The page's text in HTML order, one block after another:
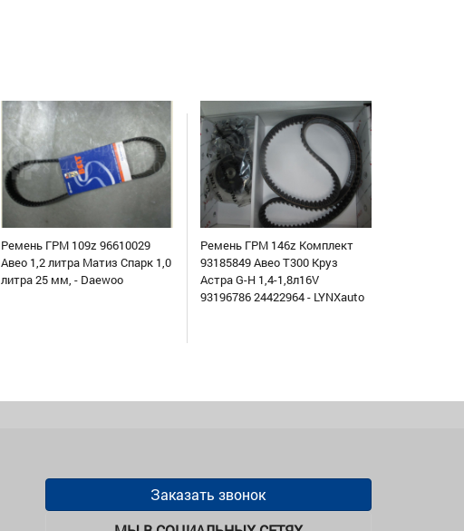
Ремень ГРМ 109z 96610029
Авео 1,2 литра Матиз Спарк 1,0
литра 25 мм, - Daewoo
Ремень ГРМ 146z Комплект
93185849 Авео Т300 Круз
Астра G-H 1,4-1,8л16V
93196786 24422964 - LYNXauto
Заказать звонок